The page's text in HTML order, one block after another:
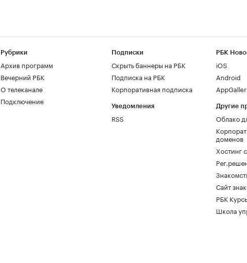
Рубрики
Архив программ
Вечерний РБК
О телеканале
Подключение
Подписки
Скрыть баннеры на РБК
Подписка на РБК
Корпоративная подписка
Уведомления
RSS
РБК
iOS
Android
Другие
Облако
доменов
Хостинг
Сайт
РБК
Школа